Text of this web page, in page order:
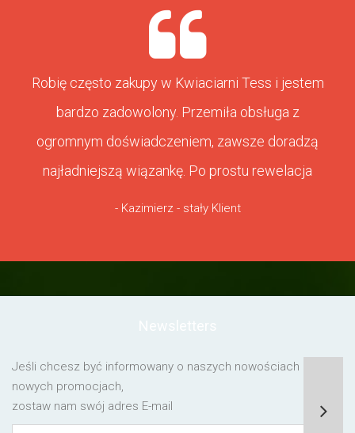
Robię często zakupy w Kwiaciarni Tess i jestem
bardzo zadowolony. Przemiła obsługa z
ogromnym doświadczeniem, zawsze doradzą
najładniejszą wiązankę. Po prostu rewelacja
- Kazimierz - stały Klient
Jeśli chcesz być informowany o naszych nowościach lub o
nowych promocjach,
zostaw nam swój adres E-mail